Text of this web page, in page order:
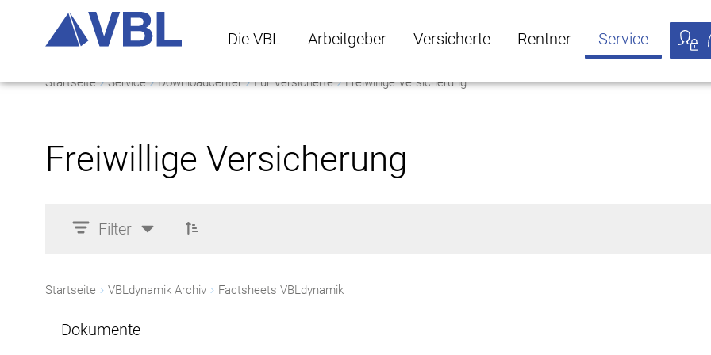
Die VBL
Die VBL Untermenü öffnen
Arbeitgeber
Arbeitgeber Untermenü öffnen
Versicherte
Versicherte Untermenü öffnen
Rentner Service
Startseite Service Downloadcenter Für Versicherte Freiwillige Versicherung
Freiwillige Versicherung
Filter
Startseite VBLdynamik Archiv Factsheets VBLdynamik
Dokumente